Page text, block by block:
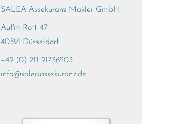
SALEA Assekuranz Makler GmbH
Auf'm Rott 47
40591 Düsseldorf
+49 (0) 211 91736203
info@saleaassekuranz.de